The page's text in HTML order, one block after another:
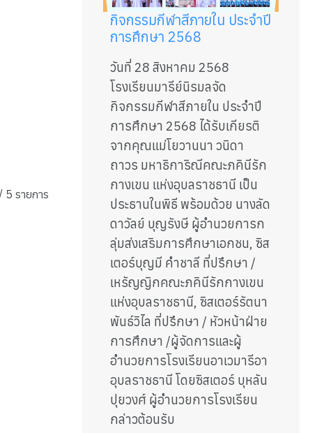
5 รายการ
กิจกรรมกีฬาสีภายใน ประจำปี
การศึกษา 2568
วันที่ 28 สิงหาคม 2568
โรงเรียนมารีย์นิรมลจัด
กิจกรรมกีฬาสีภายใน ประจำปี
การศึกษา 2568 ได้รับเกียรติ
จากคุณแม่โยวานนา วนิดา
ถาวร มหาธิการิณีคณะภคินีรัก
กางเขน แห่งอุบลราชธานี เป็น
ประธานในพิธี พร้อมด้วย นางลัด
ดาวัลย์ บุญรังษี ผู้อำนวยการก
ลุ่มส่งเสริมการศึกษาเอกชน, ซิส
เตอร์บุญมี คำชาลี ที่ปรึกษา /
เหรัญญิกคณะภคินีรักกางเขน
แห่งอุบลราชธานี, ซิสเตอร์รัตนา
พันธ์วิไล ที่ปรึกษา / หัวหน้าฝ่าย
การศึกษา /ผู้จัดการและผู้
อำนวยการโรงเรียนอาเวมารีอา
อุบลราชธานี โดยซิสเตอร์ บุหลัน
ปุยวงศ์ ผู้อำนวยการโรงเรียน
กล่าวต้อนรับ